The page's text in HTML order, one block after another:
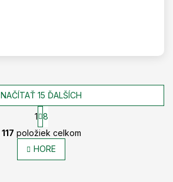
O
v
l
á
NAČÍTAŤ 15 ĎALŠÍCH
S
t
r
1 8
117 položiek celkom
HORE